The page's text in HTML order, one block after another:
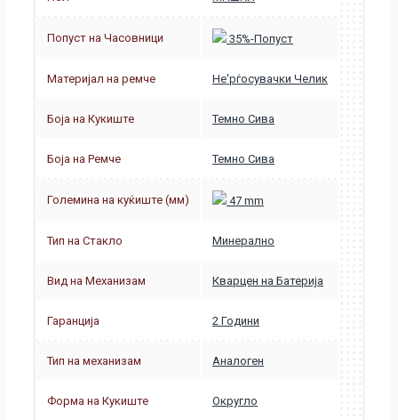
Попуст на Часовници 35%-Попуст
Материјал на ремче Не'рѓосувачки Челик
Боја на Кукиште Темно Сива
Боја на Ремче Темно Сива
Големина на куќиште (мм) 47 mm
Тип на Стакло Минерално
Вид на Механизам Кварцен на Батерија
Гаранција 2 Години
Тип на механизам Аналоген
Форма на Кукиште Округло